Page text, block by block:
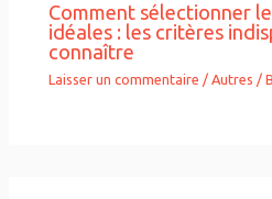
Comment sélectionner
idéales : les critères
connaître
Laisser un commentaire / Autres /